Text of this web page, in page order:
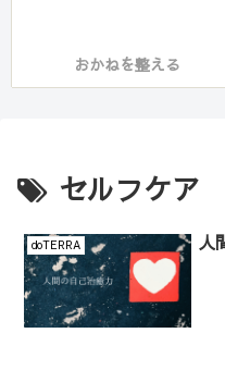
おかねを整える
セルフケア
doTERRA 人